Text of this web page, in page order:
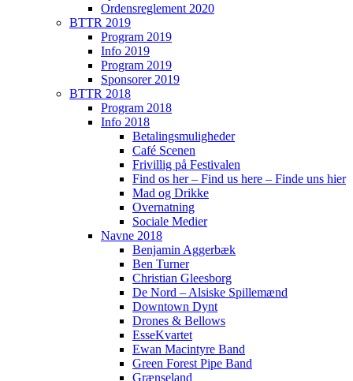
Ordensreglement 2020
BTTR 2019
Program 2019
Info 2019
Program 2019
Sponsorer 2019
BTTR 2018
Program 2018
Info 2018
Betalingsmuligheder
Café Scenen
Frivillig på Festivalen
Find os her – Find us here – Finde uns hier
Mad og Drikke
Overnatning
Sociale Medier
Navne 2018
Benjamin Aggerbæk
Ben Turner
Christian Gleesborg
De Nord – Alsiske Spillemænd
Downtown Dynt
Drones & Bellows
EsseKvartet
Ewan Macintyre Band
Green Forest Pipe Band
Grænseland